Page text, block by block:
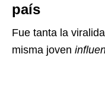
país
Fue tanta la
misma joven